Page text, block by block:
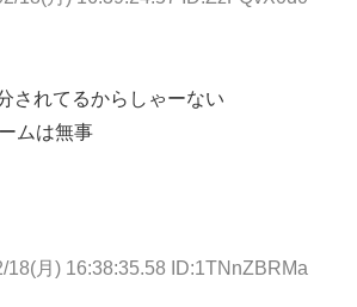
されてるからしゃーない
ムは無事
18(月) 16:38:35.58 ID:1TNnZBRMa